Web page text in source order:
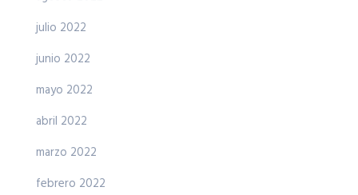
julio 2022
junio 2022
mayo 2022
abril 2022
marzo 2022
febrero 2022